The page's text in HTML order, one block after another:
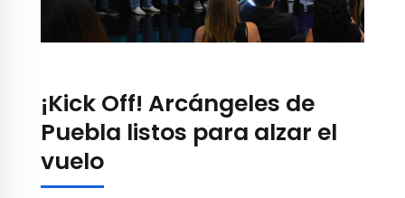
¡Kick Off! Arcángeles de
Puebla listos para alzar el
vuelo